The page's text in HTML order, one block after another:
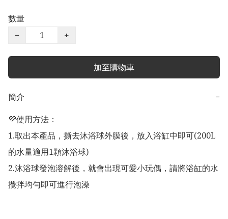
數量
−
+
加至購物車
簡介
−
💜使用方法：
1.取出本產品，撕去沐浴球外膜後，放入浴缸中即可(200L
的水量適用1顆沐浴球)
2.沐浴球發泡溶解後，就會出現可愛小玩偶，請將浴缸的水
攪拌均勻即可進行泡澡